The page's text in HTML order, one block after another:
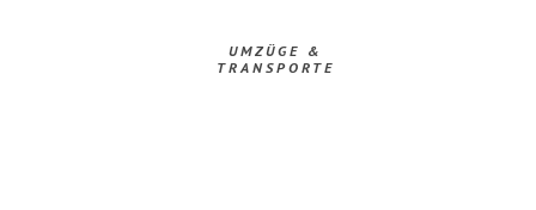
UMZÜGE &
TRANSPORTE